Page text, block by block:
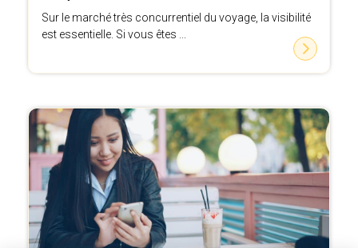
Sur le marché très concurrentiel du voyage, la visibilité
est essentielle. Si vous êtes ...